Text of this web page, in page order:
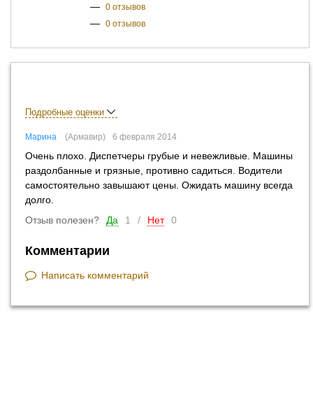
— 0 отзывов
— 0 отзывов
Подробные оценки
Марина Армавир 6 февраля 2014
Очень плохо. Диспетчеры грубые и невежливые. Машины
раздолбанные и грязные, противно садиться. Водители
самостоятельно завышают цены. Ожидать машину всегда
долго.
Отзыв полезен?
Да 1 / Нет 0
Комментарии
Написать комментарий